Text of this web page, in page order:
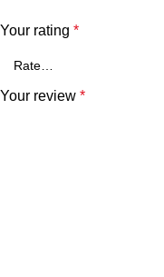
Your rating *
Your review *